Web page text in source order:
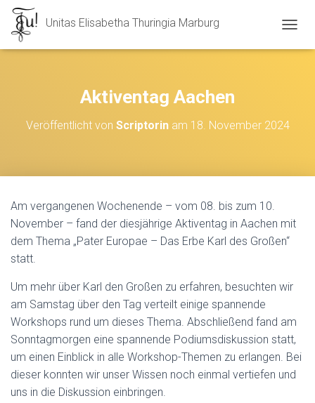
Unitas Elisabetha Thuringia Marburg
A
I
H
A
N
Aktiventag Aachen
Veröffentlicht von Scriptorinam 18. November 2024
Am vergangenen Wochenende – vom 08. bis zum 10.
November – fand der diesjährige Aktiventag in Aachen mit
dem Thema „Pater Europae – Das Erbe Karl des Großen“
statt.
Um mehr über Karl den Großen zu erfahren, besuchten wir
am Samstag über den Tag verteilt einige spannende
Workshops rund um dieses Thema. Abschließend fand am
Sonntagmorgen eine spannende Podiumsdiskussion statt,
um einen Einblick in alle Workshop-Themen zu erlangen. Bei
dieser konnten wir unser Wissen noch einmal vertiefen und
uns in die Diskussion einbringen.